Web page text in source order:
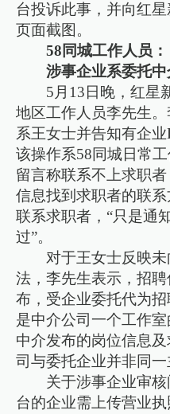
台投诉此事，并向红
页面截图。
58同城工作人员：
涉事企业系委托
5月13日晚，红星
地区工作人员李先生
系王女士并告知有企
该操作系58同城日常
留言称联系不上求职
信息找到求职者的联
联系求职者，“只是通
过”。
对于王女士反映
法，李先生表示，招
布，受企业委托代为
是中介公司一个工作
中介发布的岗位信息
司与委托企业并非同一
关于涉事企业审
台的企业需上传营业